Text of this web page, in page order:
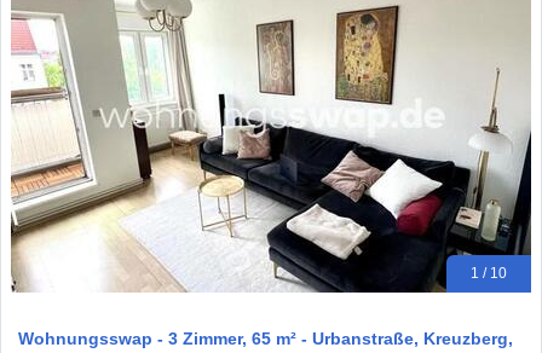
1 / 10
Wohnungsswap - 3 Zimmer, 65 m² - Urbanstraße, Kreuzberg,